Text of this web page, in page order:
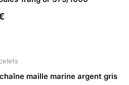
maille marine argent gris